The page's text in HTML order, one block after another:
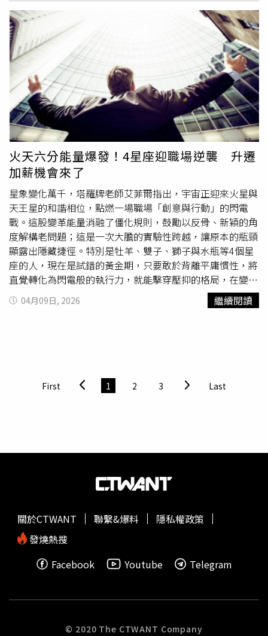
「自然曲徑」、「樹木整治」及「光影律動」三大主軸，如
今重新開放了，原本封閉陰暗的公園空間重新再呼吸更貼近
自然。晚間照明具足讓竹北的市西公園成了夜間散步好所
在。（圖／翻攝自竹北市公所媒體群組）鄭朝方比較，早前
主打的市東公園以廣場、球場、步道、草皮串連，可稱是竹
北的「日」光廣場；如今跟上的市西公園則以生態為主，大
面積草地和大樹能讓孩童自在地親近自然，另外像水平彎曲
的老樹也選擇保留，在在都體現了這次改造的核心精神，那
就是人類對自然環境本應抱持謙卑態度，外型奇特審美 觀看
來特別，都是來自老天的生命禮物，都該被加以尊重。鄭朝
方強調，竹北一連串公園優化工程中，其實只要樹根穩固、
沒有褐根病等，改造歷程大多能老老實實地大群落保留，就
是希望透過這樣的示範，啟發社會對生命的尊重，餘蔭參天
更是竹北「月」光森林。他續指，市東之「日」與市西之
「月」兩園合體便形成「明」字，這也呼應了府前光明路的
意象，象徵為大新竹開啟嶄新且充滿希望的城市未來，藏玄
機的巧思，與民眾分享。
火天六分能量爆發！4星座迎職場逆襲 升遷
加薪機會來了
星象變化萬千，塔羅牌老師艾菲爾指出，宇宙正迎來火星與
天王星的和諧相位，點燃一場職場「創意與行動」的閃電
戰。這股變革能量消融了僵化規則，鼓勵以反骨、新穎的角
度解構老問題；這是一次大膽的實驗性跨越，讓原本的瓶頸
顯露出隱藏捷徑。特別是牡羊、雙子、獅子與水瓶等4個星
座的人，現在是試錯的黃金期，只要敢於背離平庸慣性，將
直覺轉化為閃電般的執行力，就能擊穿壓抑的格局，在變革
中開創職涯的嶄新藍海。另外，艾菲爾老師點出12星座最佳
創意變現日，請同時參考太陽、上升星座，太陽為主，上升
膽提出那個從未接觸過的跨界方案時，那種充滿生命力的衝
勁，會讓保守的同僚感到震撼。不要害怕隔行如隔山，現在
振下，腦細胞正處於高壓放電狀態。故事可能發生在公司陷
轉時，你那種「神來一筆」的靈光一閃，將成為逆轉頹勢的
救命稻草。你的轉機在於「聯想力」，將兩個看似毫不相關
捕捉那些稍縱即逝的怪點子，並用火星的動力將其迅速草擬
成案。當你的想法化作實質的產出，你將在混亂中確立自己
發。●獅子座獅子座的職場轉機，來自於對「新工具」的徹
維」的進化。當你善用科技助力，原本需要一周的工作量，
04月09日, 2026 繼續閱讀
First 1 2 3 Last
關於CTWANT 聯繫&爆料
隱私權政策
發燒熱搜
Facebook
Youtube Telegram
© 2020 The CTWANT Company